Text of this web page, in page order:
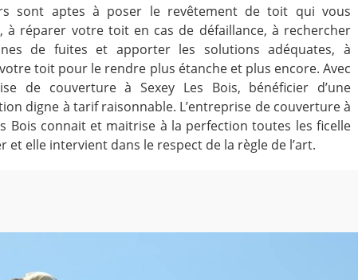
sont aptes à poser le revêtement de toit qui vous
à réparer votre toit en cas de défaillance, à rechercher
de fuites et apporter les solutions adéquates, à
toit pour le rendre plus étanche et plus encore. Avec
de couverture à Sexey Les Bois, bénéficier d’une
digne à tarif raisonnable. L’entreprise de couverture à
Bois connait et maitrise à la perfection toutes les ficelle
et elle intervient dans le respect de la règle de l’art.